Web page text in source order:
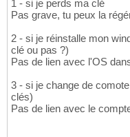
1 - si je perds ma clé
Pas grave, tu peux la
2 - si je réinstalle mon
clé ou pas ?)
Pas de lien avec l'OS
3 - si je change de
clés)
Pas de lien avec le